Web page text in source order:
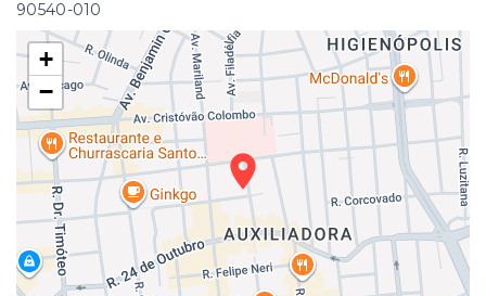
90540-010
+
−